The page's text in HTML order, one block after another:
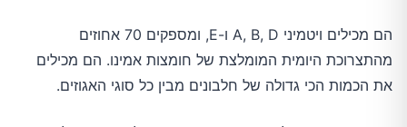
הם מכילים ויטמיני A, B, D ו-E, ומספקים 70 אחוזים
מהתצרוכת היומית המומלצת של חומצות אמינו. הם מכילים
את הכמות הכי גדולה של חלבונים מבין כל סוגי האגוזים.